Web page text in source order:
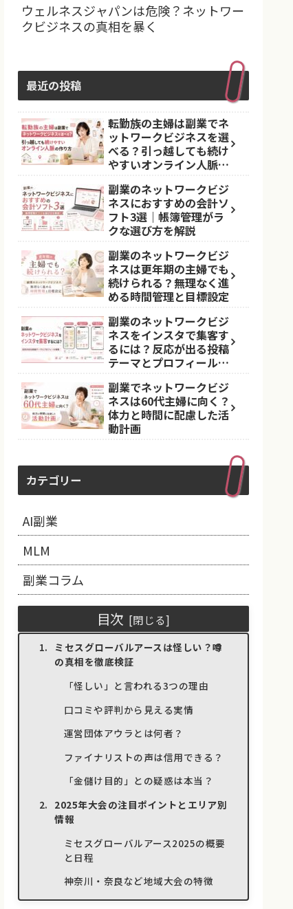
ウェルネスジャパンは危険？ネットワー
クビジネスの真相を暴く
最近の投稿
転勤族の主婦は副業でネ
ットワークビジネスを選
べる？引っ越しても続け
やすいオンライン人脈の
副業のネットワークビジ
ネスにおすすめの会計ソ
フト3選｜帳簿管理がラ
クな選び方を解説
副業のネットワークビジ
ネスは更年期の主婦でも
続けられる？無理なく進
める時間管理と目標設定
副業のネットワークビジ
ネスをインスタで集客す
るには？反応が出る投稿
テーマとプロフィール導
副業でネットワークビジ
ネスは60代主婦に向く？
体力と時間に配慮した活
動計画
カテゴリー
AI副業
MLM
副業コラム
目次
ミセスグローバルアースは怪しい？噂
の真相を徹底検証
「怪しい」と言われる3つの理由
口コミや評判から見える実情
運営団体アウラとは何者？
ファイナリストの声は信用できる？
「金儲け目的」との疑惑は本当？
2025年大会の注目ポイントとエリア別
情報
ミセスグローバルアース2025の概要
と日程
神奈川・奈良など地域大会の特徴
エントリー条件と選考フローの変化